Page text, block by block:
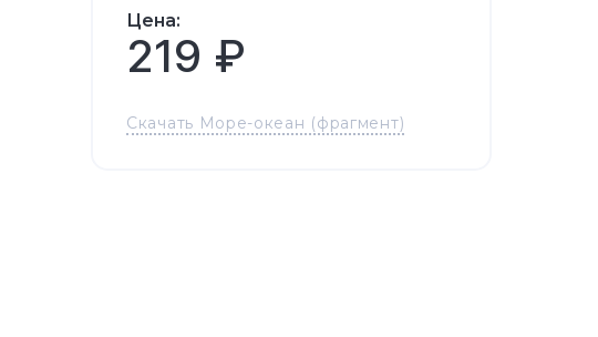
Цена:
219 ₽
Скачать Море-океан (фрагмент)